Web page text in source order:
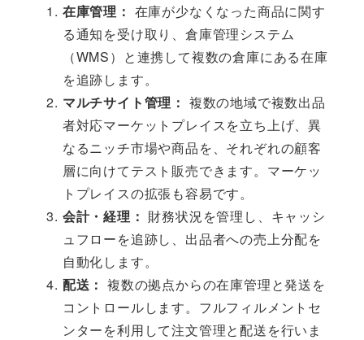
在庫管理： 在庫が少なくなった商品に関す
る通知を受け取り、倉庫管理システム
（WMS）と連携して複数の倉庫にある在庫
を追跡します。
マルチサイト管理： 複数の地域で複数出品
者対応マーケットプレイスを立ち上げ、異
なるニッチ市場や商品を、それぞれの顧客
層に向けてテスト販売できます。マーケッ
トプレイスの拡張も容易です。
会計・経理： 財務状況を管理し、キャッシ
ュフローを追跡し、出品者への売上分配を
自動化します。
配送： 複数の拠点からの在庫管理と発送を
コントロールします。フルフィルメントセ
ンターを利用して注文管理と配送を行いま